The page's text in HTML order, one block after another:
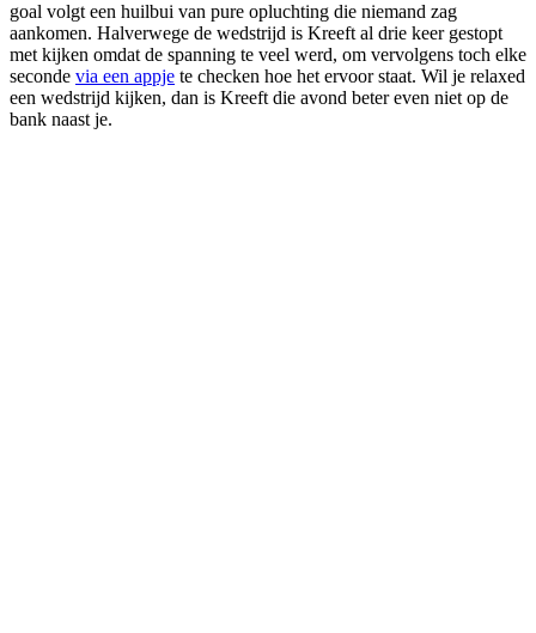
goal volgt een huilbui van pure opluchting die niemand zag
aankomen. Halverwege de wedstrijd is Kreeft al drie keer gestopt
met kijken omdat de spanning te veel werd, om vervolgens toch elke
seconde via een appje te checken hoe het ervoor staat. Wil je relaxed
een wedstrijd kijken, dan is Kreeft die avond beter even niet op de
bank naast je.